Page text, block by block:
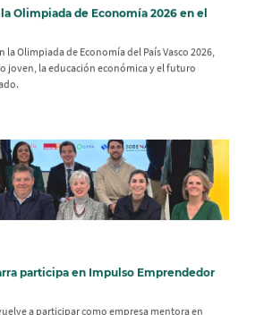
Olimpiada de Economía 2026 en el
la Olimpiada de Economía del País Vasco 2026,
joven, la educación económica y el futuro
participa en Impulso Emprendedor
a participar como empresa mentora en